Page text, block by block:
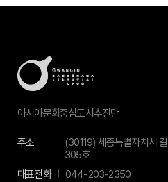
아시아문화중심도시추진단
주소
(30119) 세종특별자치시
305호
대표전화
044-203-2350